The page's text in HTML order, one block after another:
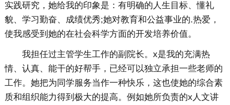
实践研究，她给我的印象是：有明确的人生目标、懂礼
貌、学习勤奋、成绩优秀;她对教育和公益事业的.热爱，
使我感受到她的在社会科学方面的开发培养价值。
我担任过主管学生工作的副院长。x是我的充满热
情、认真、能干的好帮手，已经可以独立承担一些老师的
工作。她把为同学服务当作一种快乐，这也使她的综合素
质和组织能力得到极大的提高。例如她所负责的x人文讲